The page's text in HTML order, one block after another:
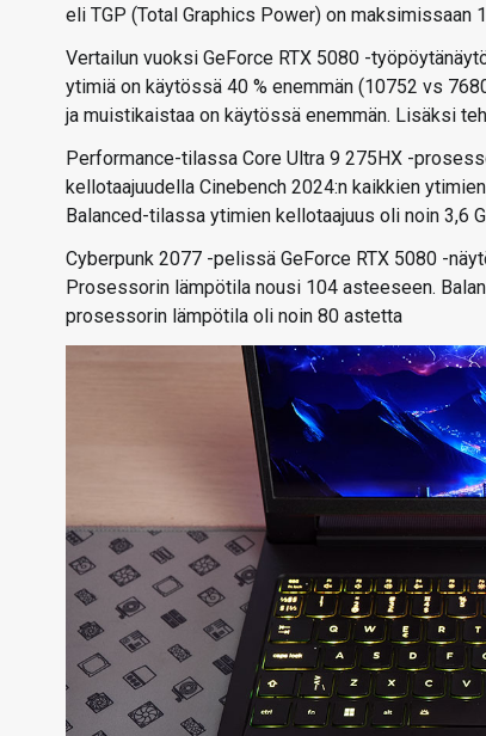
eli TGP (Total Graphics Power) on maksimissaan
Vertailun vuoksi GeForce RTX 5080 -
ytimiä on käytössä 40 % enemmän (10752 vs
ja muistikaistaa on käytössä enemmän. Lisäksi
Performance-tilassa Core Ultra 9 275HX -
kellotaajuudella Cinebench 2024:n kaikkien
Balanced-tilassa ytimien kellotaajuus oli noin 3,6
Cyberpunk 2077 -pelissä GeForce RTX 5080 -
Prosessorin lämpötila nousi 104 asteeseen.
prosessorin lämpötila oli noin 80 astetta